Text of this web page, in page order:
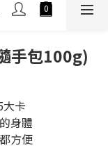
手包100g)
卡
身體
方便